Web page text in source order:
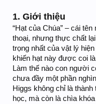
1. Giới thiệu
“Hạt của Chúa” – cái
thoại, nhưng thực chất
trọng nhất của vật lý hiện
khiến hạt này được coi
Làm thế nào con người
chưa đầy một phần
Higgs không chỉ là
học, mà còn là chìa